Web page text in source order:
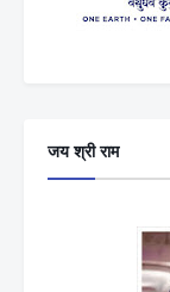
जय श्री राम